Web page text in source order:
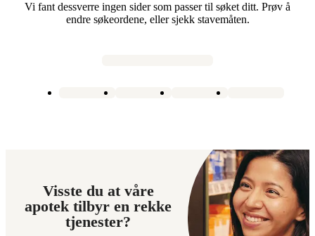
Vi fant dessverre ingen sider som passer til søket ditt. Prøv å
endre søkeordene, eller sjekk stavemåten.
Visste du at våre
apotek tilbyr en rekke
tjenester?